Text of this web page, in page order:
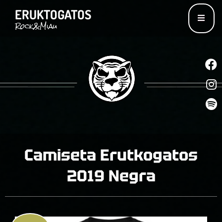
ERUKTOGATOS
Rock&Miau
Camiseta Erutkogatos
2019 Negra